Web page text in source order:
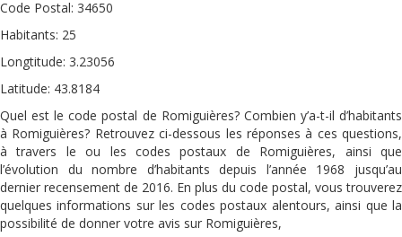
Code Postal: 34650
Habitants: 25
Longtitude: 3.23056
Latitude: 43.8184
Quel est le code postal de Romiguières? Combien y’a-t-il d’habitants
à Romiguières? Retrouvez ci-dessous les réponses à ces questions,
à travers le ou les codes postaux de Romiguières, ainsi que
l’évolution du nombre d’habitants depuis l’année 1968 jusqu’au
dernier recensement de 2016. En plus du code postal, vous trouverez
quelques informations sur les codes postaux alentours, ainsi que la
possibilité de donner votre avis sur Romiguières,